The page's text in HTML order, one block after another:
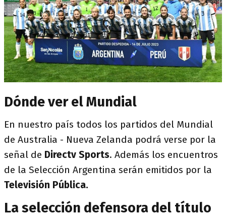
Dónde ver el Mundial
En nuestro país todos los partidos del Mundial
de Australia - Nueva Zelanda podrá verse por la
señal de Directv Sports. Además los encuentros
de la Selección Argentina serán emitidos por la
Televisión Pública.
La selección defensora del título